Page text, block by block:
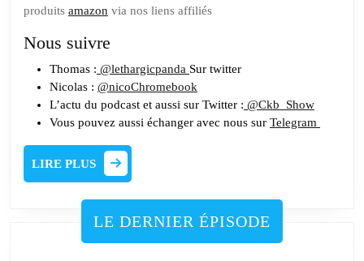
produits amazon via nos liens affiliés
Nous suivre
Thomas : @lethargicpanda Sur twitter
Nicolas : @nicoChromebook
L’actu du podcast et aussi sur Twitter : @Ckb_Show
Vous pouvez aussi échanger avec nous sur Telegram
LIRE PLUS
PLUS
LE DERNIER ÉPISODE